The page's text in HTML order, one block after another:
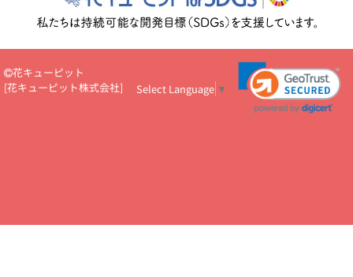
花キューピットのお祝いコラム一覧
誕生日のお花を「色
彩心理学」で選ぶ方法
結婚祝いの予算相場
出産祝いお役立ち情
ール
新築引っ越し祝いコラム お祝い花のマナー総まとめ
職
場上司や先輩へ贈るお祝い花の正解は？
開店祝いの花 選び方ガイ
あり)
花キューピット×専門家
CO2排出量削減 / SDGsを考える
花キューピット
[花キューピット株式会社] Select Language ▼